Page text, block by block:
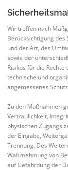
Wir treffen nach
Berücksichtigung des
und der Art, des
sowie der
Risikos für die
technische und
angemessenes
Zu den Maßnahmen
Vertraulichkeit,
physischen Zugangs
der Eingabe,
Trennung. Des
Wahrnehmung von
auf Gefährdung der